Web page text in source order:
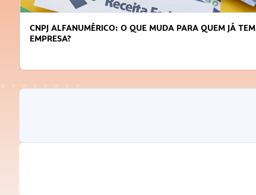
CNPJ ALFANUMÉRICO: O QUE MUDA PARA QUEM JÁ TEM
EMPRESA?